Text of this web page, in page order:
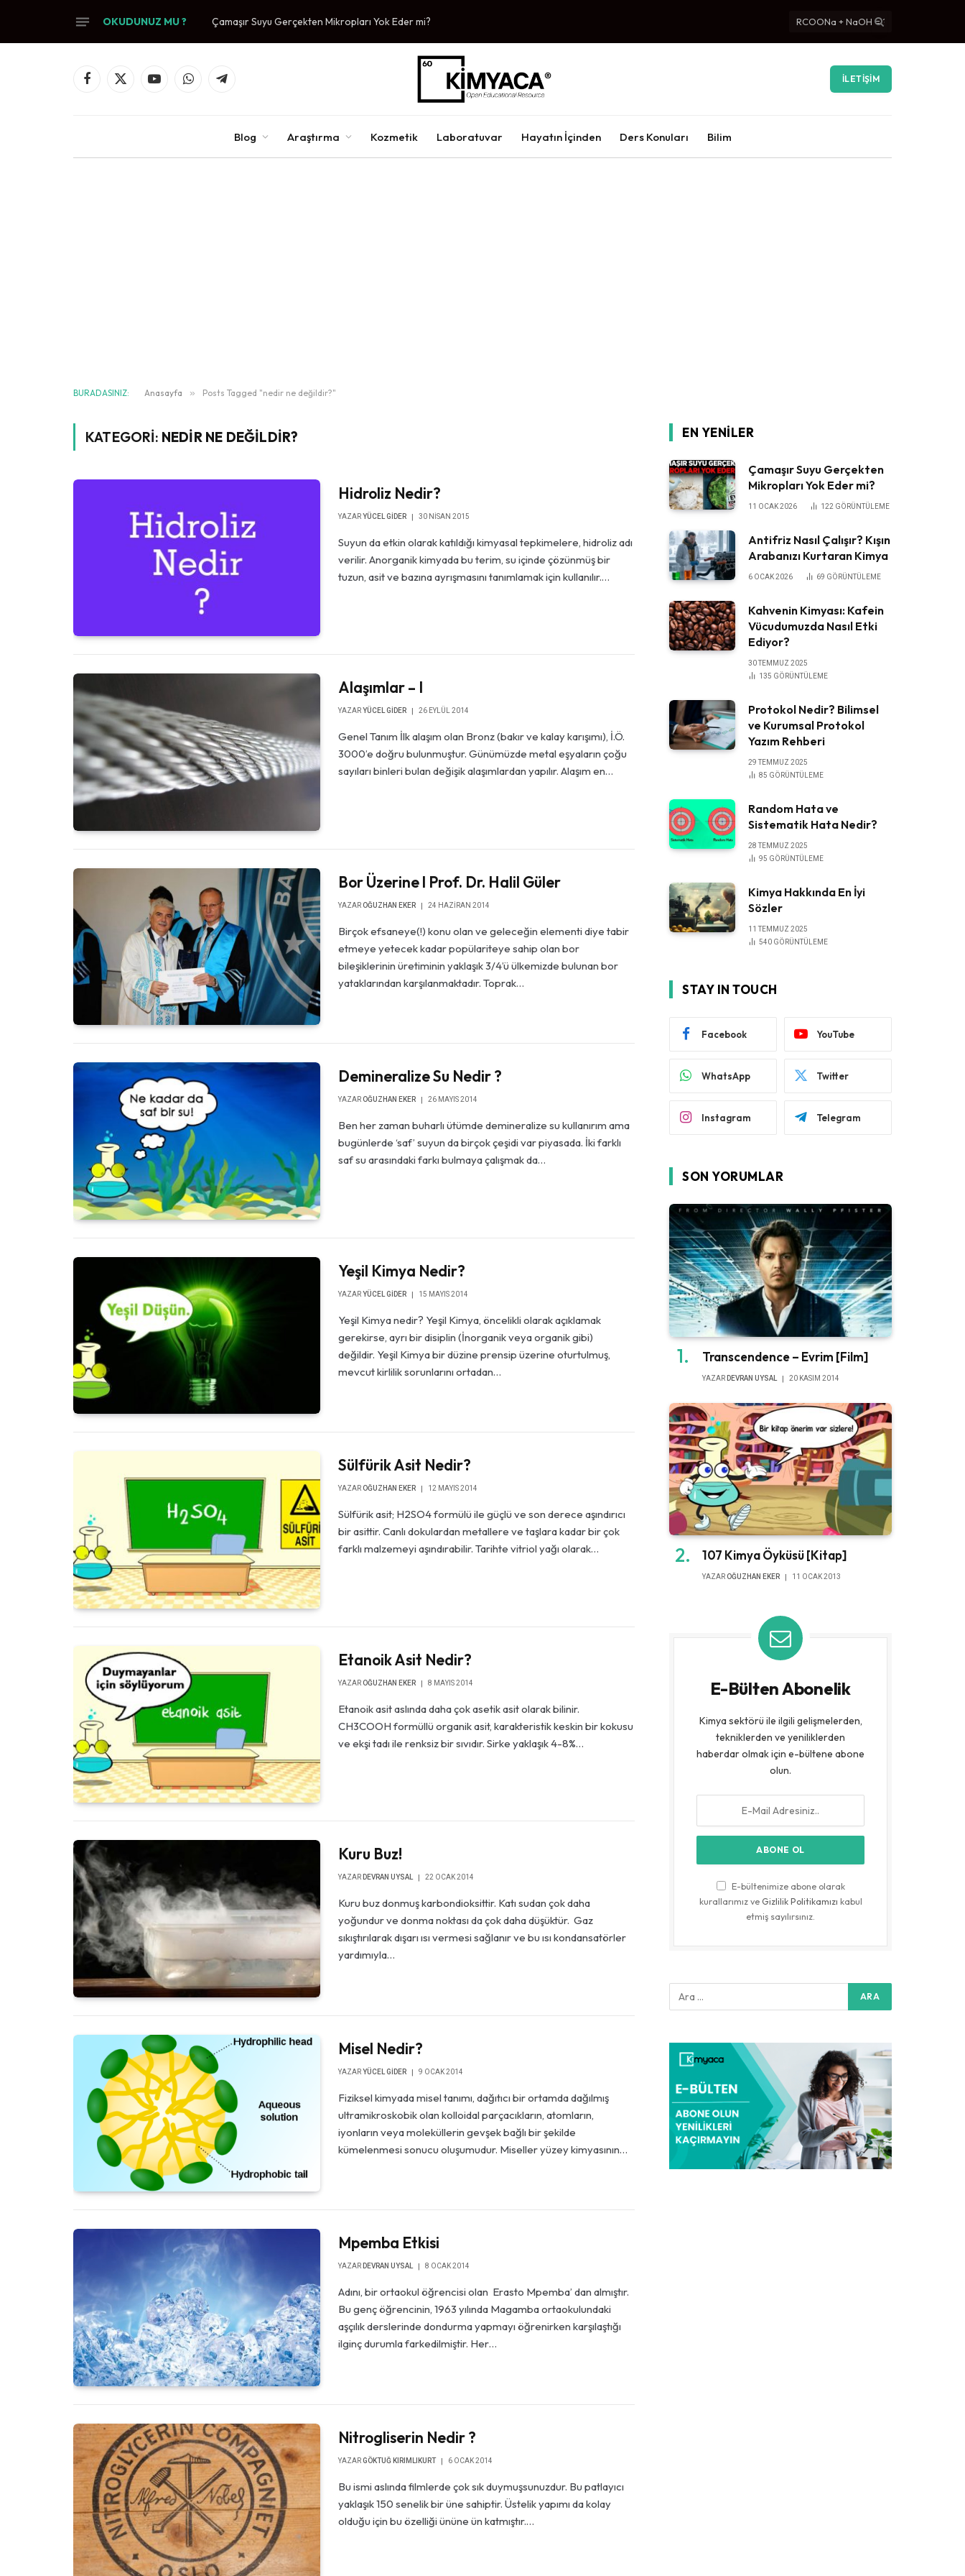
OKUDUNUZ MU ? Antifriz Nasıl Çalışır? Kışın Arabanızı Kurtaran Kimya
Facebook
X
YouTubeWhatsAppTelegram İLETIŞIM
Blog Araştırma Kozmetik Laboratuvar Hayatın İçinden Ders Konuları Bilim
BURADASINIZ: Anasayfa » Posts Tagged "nedir ne değildir?"
KATEGORI: NEDIR NE DEĞILDIR?
Hidroliz Nedir?
YAZARYÜCEL GIDER 30 NISAN 2015
Suyun da etkin olarak katıldığı kimyasal tepkimelere, hidroliz adı
verilir. Anorganik kimyada bu terim, su içinde çözünmüş bir
tuzun, asit ve bazına ayrışmasını tanımlamak için kullanılır.…
Alaşımlar – I
YAZAR YÜCEL GIDER 26 EYLÜL 2014
Genel Tanım İlk alaşım olan Bronz (bakır ve kalay karışımı), İ.Ö.
3000’e doğru bulunmuştur. Günümüzde metal eşyaların çoğu
sayıları binleri bulan değişik alaşımlardan yapılır. Alaşım en…
Bor Üzerine l Prof. Dr. Halil Güler
YAZAR OĞUZHAN EKER 24 HAZIRAN 2014
Birçok efsaneye(!) konu olan ve geleceğin elementi diye tabir
etmeye yetecek kadar popülariteye sahip olan bor
bileşiklerinin üretiminin yaklaşık 3/4’ü ülkemizde bulunan bor
yataklarından karşılanmaktadır. Toprak…
Demineralize Su Nedir ?
YAZAR OĞUZHAN EKER 26 MAYIS 2014
Ben her zaman buharlı ütümde demineralize su kullanırım ama
bugünlerde ‘saf’ suyun da birçok çeşidi var piyasada. İki farklı
saf su arasındaki farkı bulmaya çalışmak da…
Yeşil Kimya Nedir?
YAZARYÜCEL GIDER 15 MAYIS 2014
Yeşil Kimya nedir? Yeşil Kimya, öncelikli olarak açıklamak
gerekirse, ayrı bir disiplin (İnorganik veya organik gibi)
değildir. Yeşil Kimya bir düzine prensip üzerine oturtulmuş,
mevcut kirlilik sorunlarını ortadan…
Sülfürik Asit Nedir?
YAZAR OĞUZHAN EKER 12 MAYIS 2014
Sülfürik asit; H2SO4 formülü ile güçlü ve son derece aşındırıcı
bir asittir. Canlı dokulardan metallere ve taşlara kadar bir çok
farklı malzemeyi aşındırabilir. Tarihte vitriol yağı olarak…
Etanoik Asit Nedir?
YAZAR OĞUZHAN EKER 8 MAYIS 2014
Etanoik asit aslında daha çok asetik asit olarak bilinir.
CH3COOH formüllü organik asit, karakteristik keskin bir kokusu
ve ekşi tadı ile renksiz bir sıvıdır. Sirke yaklaşık 4-8%…
Kuru Buz!
YAZAR DEVRAN UYSAL 22 OCAK 2014
Kuru buz donmuş karbondioksittir. Katı sudan çok daha
yoğundur ve donma noktası da çok daha düşüktür. Gaz
sıkıştırılarak dışarı ısı vermesi sağlanır ve bu ısı kondansatörler
yardımıyla…
Misel Nedir?
YAZARYÜCEL GIDER 9 OCAK 2014
Fiziksel kimyada misel tanımı, dağıtıcı bir ortamda dağılmış
ultramikroskobik olan kolloidal parçacıkların, atomların,
iyonların veya moleküllerin gevşek bağlı bir şekilde
kümelenmesi sonucu oluşumudur. Miseller yüzey kimyasının…
Mpemba Etkisi
YAZAR DEVRAN UYSAL 8 OCAK 2014
Adını, bir ortaokul öğrencisi olan Erasto Mpemba’ dan almıştır.
Bu genç öğrencinin, 1963 yılında Magamba ortaokulundaki
aşçılık derslerinde dondurma yapmayı öğrenirken karşılaştığı
ilginç durumla farkedilmiştir. Her…
Nitrogliserin Nedir ?
YAZARGÖKTUĞ KIRIMLIKURT 6 OCAK 2014
Bu ismi aslında filmlerde çok sık duymuşsunuzdur. Bu patlayıcı
yaklaşık 150 senelik bir üne sahiptir. Üstelik yapımı da kolay
olduğu için bu özelliği ününe ün katmıştır.…
EN YENILER
Çamaşır Suyu Gerçekten
Mikropları Yok Eder mi?
11 OCAK 2026 122 GÖRÜNTÜLEME
Antifriz Nasıl Çalışır? Kışın
Arabanızı Kurtaran Kimya
6 OCAK 2026 69 GÖRÜNTÜLEME
Kahvenin Kimyası: Kafein
Vücudumuzda Nasıl Etki
Ediyor?
30 TEMMUZ 2025
135 GÖRÜNTÜLEME
Protokol Nedir? Bilimsel
ve Kurumsal Protokol
Yazım Rehberi
29 TEMMUZ 2025
85 GÖRÜNTÜLEME
Random Hata ve
Sistematik Hata Nedir?
28 TEMMUZ 2025
95 GÖRÜNTÜLEME
Kimya Hakkında En İyi
Sözler
11 TEMMUZ 2025
540 GÖRÜNTÜLEME
STAY IN TOUCH
Facebook YouTube
WhatsApp Twitter
Instagram Telegram
SON YORUMLAR
Transcendence – Evrim [Film]
YAZAR DEVRAN UYSAL 20 KASIM 2014
107 Kimya Öyküsü [Kitap]
YAZAR OĞUZHAN EKER 11 OCAK 2013
E-Bülten Abonelik
Kimya sektörü ile ilgili gelişmelerden,
tekniklerden ve yeniliklerden
haberdar olmak için e-bültene abone
olun.
E-bültenimize abone olarak
kurallarımız veGizlilik Politikamızı kabul
etmiş sayılırsınız.